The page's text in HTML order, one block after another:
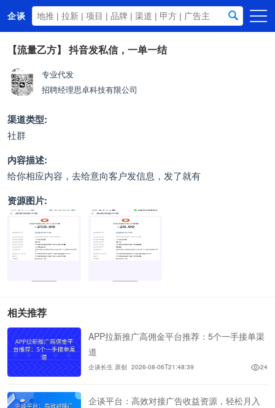
企谈
首页
商务资源
资讯动态
关于我们
【流量乙方】 抖音发私信，一单一结
专业代发
招聘经理思卓科技有限公司
渠道类型:
社群
内容描述:
给你相应内容，去给意向客户发信息，发了就有
资源图片:
相关推荐
APP拉新推广高佣金平台推荐：5个一手接单渠
道
企谈长生 原创 2026-08-06T21:48:39 24
企谈平台：高效对接广告收益资源，轻松月入